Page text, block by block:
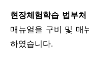
현장체험학습 법부
매뉴얼을 구비 및 매
하였습니다.